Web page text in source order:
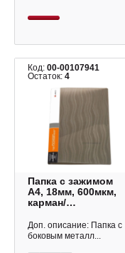
Код: 00-00107941
Остаток: 4
Папка с зажимом
А4, 18мм, 600мкм,
карман/
серый "Волна"
CF0044-WGR Lamark
Доп. описание: Папка с
боковым металл...